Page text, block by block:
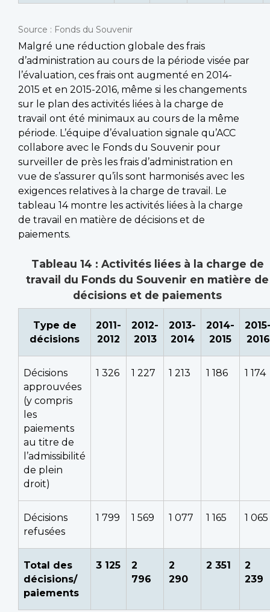
Source : Fonds du Souvenir
Malgré une réduction globale des frais
d’administration au cours de la période visée par
l’évaluation, ces frais ont augmenté en 2014-
2015 et en 2015-2016, même si les changements
sur le plan des activités liées à la charge de
travail ont été minimaux au cours de la même
période. L’équipe d’évaluation signale qu’ACC
collabore avec le Fonds du Souvenir pour
surveiller de près les frais d’administration en
vue de s’assurer qu’ils sont harmonisés avec les
exigences relatives à la charge de travail. Le
tableau 14 montre les activités liées à la charge
de travail en matière de décisions et de
paiements.
Tableau 14 : Activités liées à la charge de
travail du Fonds du Souvenir en matière de
décisions et de paiements
Type de
décisions
2011-
2012
2012-
2013
2013-
2014
2014-
2015
2016
Décisions
approuvées
(y compris
les
paiements
au titre de
l’admissibilité
de plein
droit)
1 326 1 227 1 213 1 186 1 174
Décisions
refusées
1 799 1 569 1 077 1 165 1 065
Total des
décisions/
paiements
3 125
2
796
2
290
2 351
2
239